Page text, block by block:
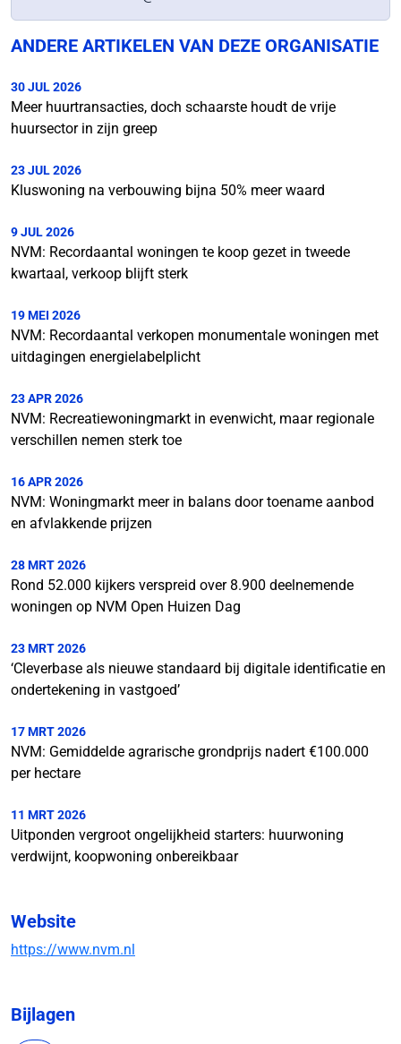
ANDERE ARTIKELEN VAN DEZE ORGANISATIE
30 JUL 2026
Meer huurtransacties, doch schaarste houdt de vrije
huursector in zijn greep
23 JUL 2026
Kluswoning na verbouwing bijna 50% meer waard
9 JUL 2026
NVM: Recordaantal woningen te koop gezet in tweede
kwartaal, verkoop blijft sterk
19 MEI 2026
NVM: Recordaantal verkopen monumentale woningen met
uitdagingen energielabelplicht
23 APR 2026
NVM: Recreatiewoningmarkt in evenwicht, maar regionale
verschillen nemen sterk toe
16 APR 2026
NVM: Woningmarkt meer in balans door toename aanbod
en afvlakkende prijzen
28 MRT 2026
Rond 52.000 kijkers verspreid over 8.900 deelnemende
woningen op NVM Open Huizen Dag
23 MRT 2026
‘Cleverbase als nieuwe standaard bij digitale identificatie en
ondertekening in vastgoed’
17 MRT 2026
NVM: Gemiddelde agrarische grondprijs nadert €100.000
per hectare
11 MRT 2026
Uitponden vergroot ongelijkheid starters: huurwoning
verdwijnt, koopwoning onbereikbaar
Website
https://www.nvm.nl
Bijlagen